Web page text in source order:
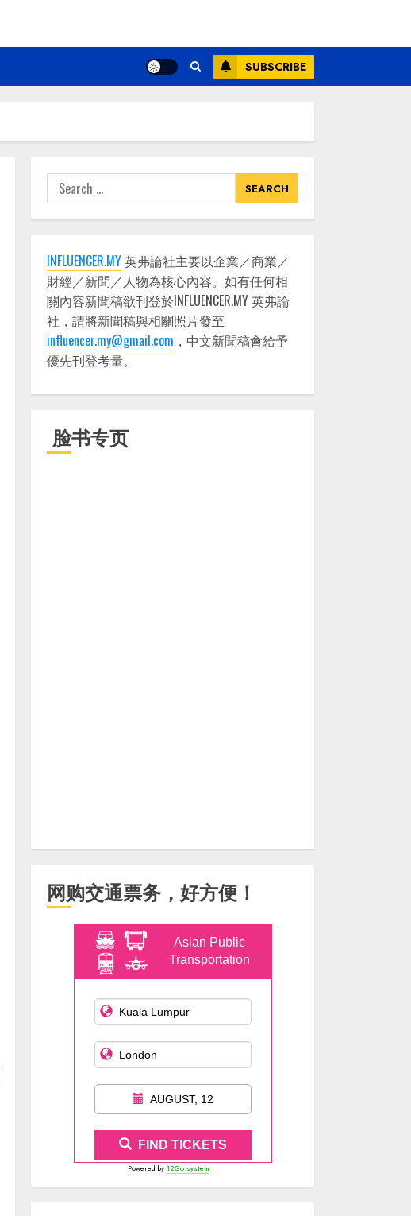
SUBSCRIBE
Search
for:
INFLUENCER.MY英弗論社主要以企業／商業／
財經／新聞／人物為核心內容。如有任何相
關內容新聞稿欲刊登於INFLUENCER.MY 英弗論
社，請將新聞稿與相關照片發至
influencer.my@gmail.com ，中文新聞稿會給予
優先刊登考量。
脸书专页
网购交通票务，好方便！
Asian Public
Transportation
AUGUST, 12
FIND TICKETS
Powered by 12Go system